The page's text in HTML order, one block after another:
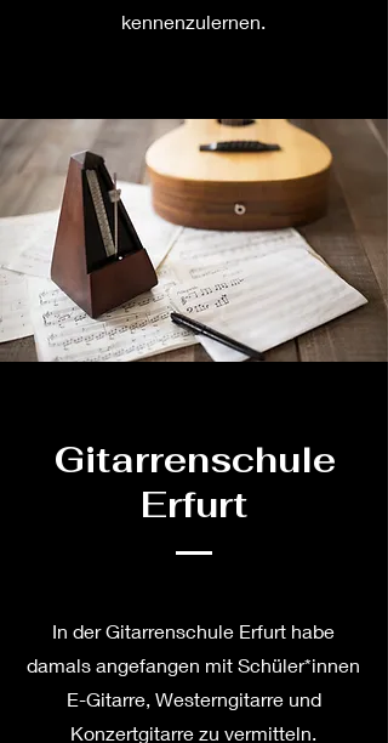
kennenzulernen.
Gitarrenschule
Erfurt
In der Gitarrenschule Erfurt habe
damals angefangen mit Schüler*innen
E-Gitarre, Westerngitarre und
Konzertgitarre zu vermitteln.